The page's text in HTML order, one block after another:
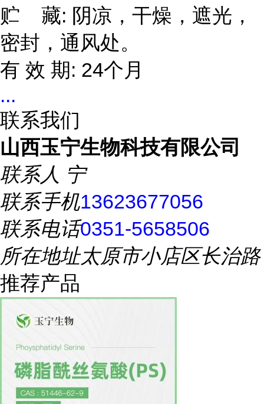
贮 藏: 阴凉，干燥，遮光，
密封，通风处。
有 效 期: 24个月
...
联系我们
山西玉宁生物科技有限公司
联系人 宁
联系手机13623677056
联系电话0351-5658506
所在地址太原市小店区长治路
推荐产品